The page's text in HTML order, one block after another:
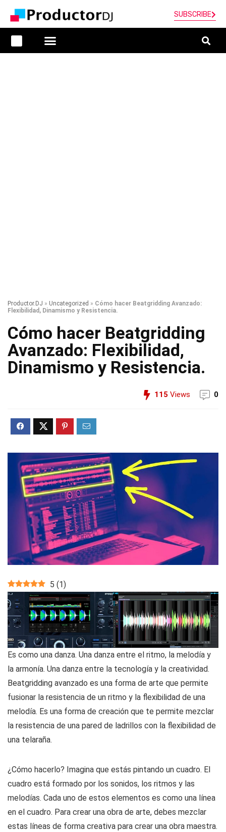
SUBSCRIBE
Productor.DJ » Uncategorized » Cómo hacer Beatgridding Avanzado:
Flexibilidad, Dinamismo y Resistencia.
Cómo hacer Beatgridding
Avanzado: Flexibilidad,
Dinamismo y Resistencia.
115 Views 0
5 (1)
Es como una danza. Una danza entre el ritmo, la melodía y
la armonía. Una danza entre la tecnología y la creatividad.
Beatgridding avanzado es una forma de arte que permite
fusionar la resistencia de un ritmo y la flexibilidad de una
melodía. Es una forma de creación que te permite mezclar
la resistencia de una pared de ladrillos con la flexibilidad de
una telaraña.
¿Cómo hacerlo? Imagina que estás pintando un cuadro. El
cuadro está formado por los sonidos, los ritmos y las
melodías. Cada uno de estos elementos es como una línea
en el cuadro. Para crear una obra de arte, debes mezclar
estas líneas de forma creativa para crear una obra maestra.